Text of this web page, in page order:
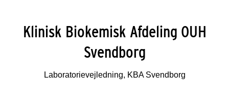
Klinisk Biokemisk Afdeling OUH
Svendborg
Laboratorievejledning, KBA Svendborg